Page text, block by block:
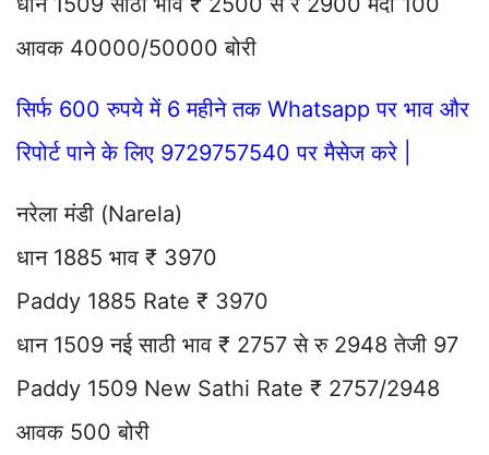
आवक 40000/50000 बोरी
सिर्फ 600 रुपये में 6 महीने तक Whatsapp पर भाव और
रिपोर्ट पाने के लिए 9729757540 पर मैसेज करे |
नरेला मंडी (Narela)
धान 1885 भाव ₹ 3970
Paddy 1885 Rate ₹ 3970
धान 1509 नई साठी भाव ₹ 2757 से रु 2948 तेजी 97
Paddy 1509 New Sathi Rate ₹ 2757/2948
आवक 500 बोरी